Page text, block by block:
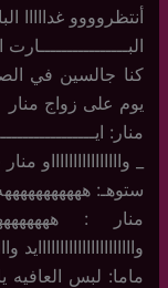
أنتظروووو غدااااا
البــــــــــــــــارت
كنا جالسين في
يوم على زواج منار
منار:
_ وااااااااااااااااو
ستوهـ:
منار :
واااااااااااااااااااااايد
ماما: لبس العافيه